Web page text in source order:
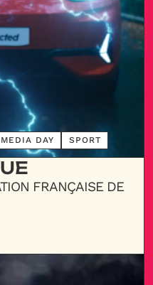
SPORT
DAY
FRANÇAISE DE